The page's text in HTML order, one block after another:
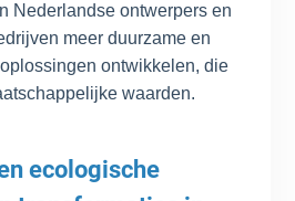
Nederlandse ontwerpers en
meer duurzame en
ontwikkelen, die
waarden.
ecologische